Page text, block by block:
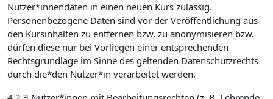
Nutzer*innendaten in einen neuen Kurs zulässig.
Personenbezogene Daten sind vor der Veröffentlichung aus
den Kursinhalten zu entfernen bzw. zu anonymisieren bzw.
dürfen diese nur bei Vorliegen einer entsprechenden
Rechtsgrundlage im Sinne des geltenden Datenschutzrechts
durch die*den Nutzer*in verarbeitet werden.